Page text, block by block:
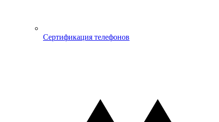
Сертификация телефонов